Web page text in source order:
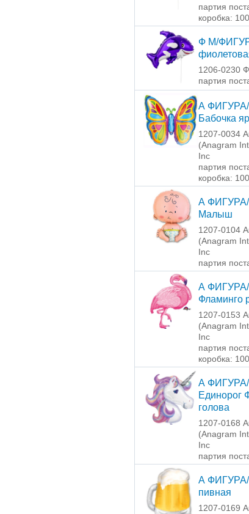
партия
коробка:
Ф М/
1206-0230
партия
А
Бабочка
1207-0034
(Anagram
Inc
партия
коробка:
А
Малыш
1207-0104
(Anagram
Inc
партия
А
Фламинго
1207-0153
(Anagram
Inc
партия
коробка:
А
Единорог
голова
1207-0168
(Anagram
Inc
партия
А ФИГУРА/
пивная
1207-0169